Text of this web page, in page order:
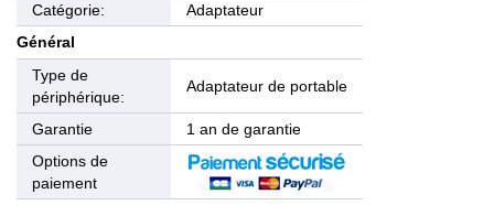
Catégorie:
Adaptateur
Général
Type de
périphérique:
Adaptateur de portable
Garantie
1 an de garantie
Options de
paiement